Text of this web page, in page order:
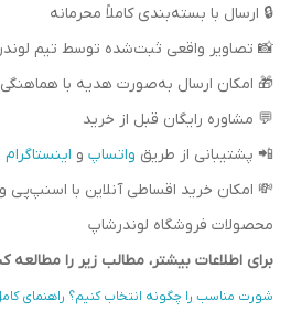
🔒 ارسال با بسته‌بندی کاملاً محرمانه
📸 تصاویر واقعی ثبت‌شده توسط تیم
🎁 امکان ارسال به‌صورت هدیه با
💬 مشاوره رایگان قبل از خرید
📲 پشتیبانی از طریق واتساپ و اینستاگرام
💸 امکان خرید اقساطی آنلاین با اسنپ‌پی
محصولات فروشگاه لوندرشاپ
برای اطلاعات بیشتر، مطالب زیر را مطالعه
شورت مناسب را چگونه انتخاب کنیم؟ راهنمای